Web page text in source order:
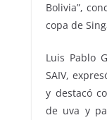
Bolivia”,
copa de
Luis Pablo
SAIV,
y destacó
de uva y